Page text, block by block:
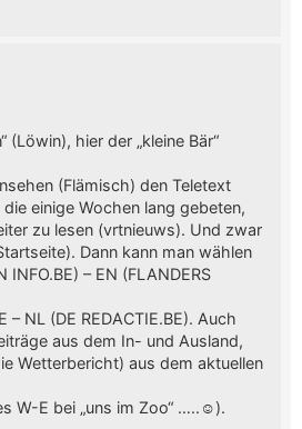
(Löwin), hier der „kleine Bär“
(Flämisch) den Teletext
einige Wochen lang gebeten,
zu lesen (vrtnieuws). Und zwar
Dann kann man wählen
INFO.BE) – EN (FLANDERS
– NL (DE REDACTIE.BE). Auch
aus dem In- und Ausland,
Wetterbericht) aus dem aktuellen
W-E bei „uns im Zoo“ …..☺).